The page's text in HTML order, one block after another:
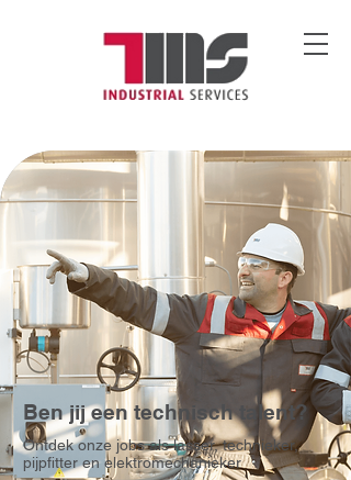
Ben jij een technisch talent?
Ontdek onze jobs alslasser, technieker,
pijpfitter en elektromechanieker